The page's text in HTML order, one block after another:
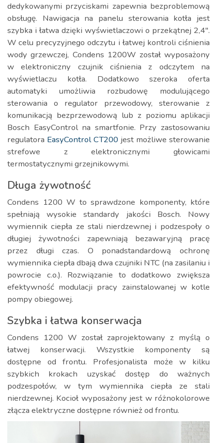
dedykowanymi przyciskami zapewnia bezproblemową
obsługę. Nawigacja na panelu sterowania kotła jest
szybka i łatwa dzięki wyświetlaczowi o przekątnej 2,4".
W celu precyzyjnego odczytu i łatwej kontroli ciśnienia
wody grzewczej, Condens 1200W został wyposażony
w elektroniczny czujnik ciśnienia z odczytem na
wyświetlaczu kotła. Dodatkowo szeroka oferta
automatyki umożliwia rozbudowę modulującego
sterowania o regulator przewodowy, sterowanie z
komunikacją bezprzewodową lub z poziomu aplikacji
Bosch EasyControl na smartfonie. Przy zastosowaniu
regulatora EasyControl CT200 jest możliwe sterowanie
strefowe z elektronicznymi głowicami
termostatycznymi grzejnikowymi.
Długa żywotność
Condens 1200 W to sprawdzone komponenty, które
spełniają wysokie standardy jakości Bosch. Nowy
wymiennik ciepła ze stali nierdzewnej i podzespoły o
długiej żywotności zapewniają bezawaryjną pracę
przez długi czas. O ponadstandardową ochronę
wymiennika ciepła dbają dwa czujniki NTC (na zasilaniu i
powrocie c.o.). Rozwiązanie to dodatkowo zwiększa
efektywność modulacji pracy zainstalowanej w kotle
pompy obiegowej.
Szybka i łatwa konserwacja
Condens 1200 W został zaprojektowany z myślą o
łatwej konserwacji. Wszystkie komponenty są
dostępne od frontu. Profesjonalista może w kilku
szybkich krokach uzyskać dostęp do ważnych
podzespołów, w tym wymiennika ciepła ze stali
nierdzewnej. Kocioł wyposażony jest w różnokolorowe
złącza elektryczne dostępne również od frontu.